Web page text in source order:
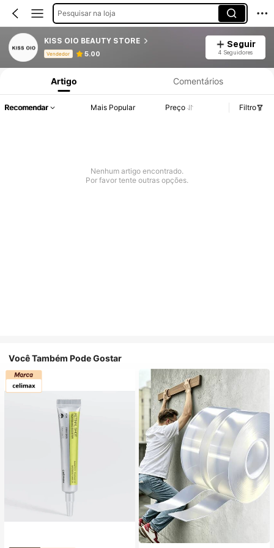
Pesquisar na loja
KISS OIO BEAUTY STORE
Vendedor 5.00
Seguir
4 Seguidores
Informações do Produto: Divulgação de Preço, Vendas e Detalhes de Stock.
Artigo Comentários
Recomendar Mais Popular Preço Filtro
Nenhum artigo encontrado.
Por favor tente outras opções.
Você Também Pode Gostar